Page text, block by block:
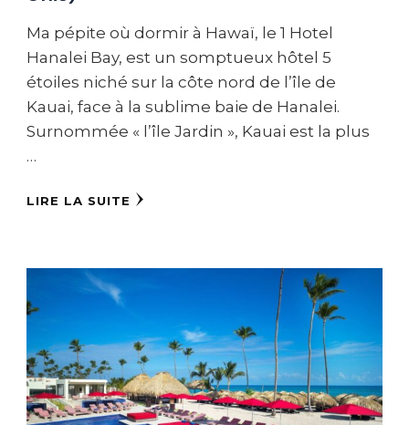
Ma pépite où dormir à Hawaï, le 1 Hotel
Hanalei Bay, est un somptueux hôtel 5
étoiles niché sur la côte nord de l’île de
Kauai, face à la sublime baie de Hanalei.
Surnommée « l’île Jardin », Kauai est la plus
…
LIRE LA SUITE